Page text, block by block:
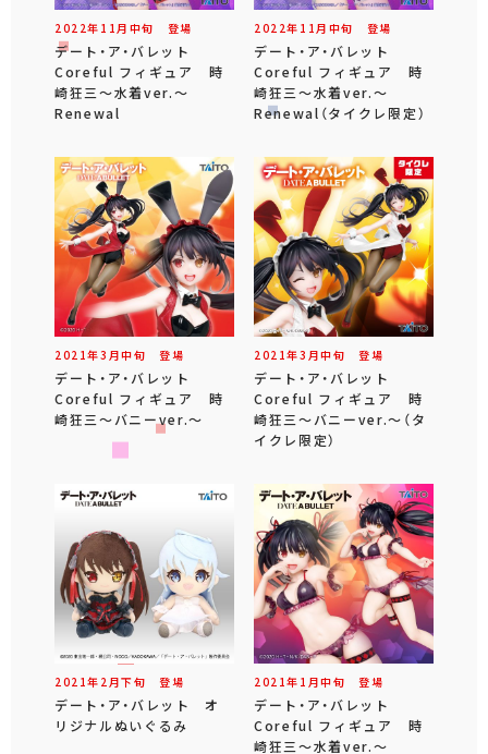
2022年 11 月 中旬 登場
デート・ア・バレット
Coreful フィギュア 時
崎狂三～水着ver.～
Renewal
2022年 11 月 中旬 登場
デート・ア・バレット
Coreful フィギュア 時
崎狂三～水着ver.～
Renewal（タイクレ限定）
2021年3 月中旬 登場
デート・ア・バレット
Coreful フィギュア 時
崎狂三～バニーver.～
2021年3 月中旬 登場
デート・ア・バレット
Coreful フィギュア 時
崎狂三～バニーver.～（タ
イクレ限定）
2021年 2 月下旬 登場
デート・ア・バレット オ
リジナルぬいぐるみ
2021年 1 月中旬 登場
デート・ア・バレット
Coreful フィギュア 時
崎狂三～水着ver.～